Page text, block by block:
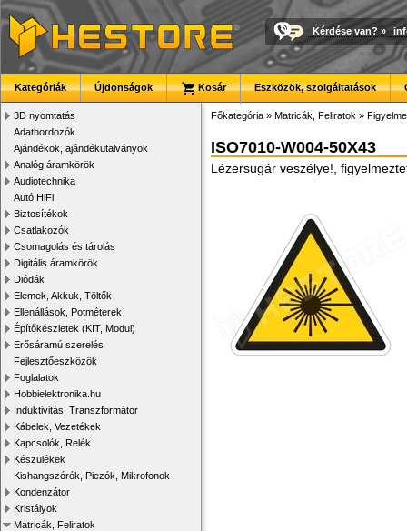
Kérdése van? »
Kategóriák Újdonságok Kosár Eszközök, szolgáltatások
3D nyomtatás
Adathordozók
Ajándékok, ajándékutalványok
Analóg áramkörök
Audiotechnika
Autó HiFi
Biztosítékok
Csatlakozók
Csomagolás és tárolás
Digitális áramkörök
Diódák
Elemek, Akkuk, Töltők
Ellenállások, Potméterek
Építőkészletek (KIT, Modul)
Erősáramú szerelés
Fejlesztőeszközök
Foglalatok
Hobbielektronika.hu
Induktivitás, Transzformátor
Kábelek, Vezetékek
Kapcsolók, Relék
Készülékek
Kishangszórók, Piezók, Mikrofonok
Kondenzátor
Kristályok
Matricák, Feliratok
Főkategória » Matricák, Feliratok »
ISO7010-W004-50X43
Lézersugár veszélye!,